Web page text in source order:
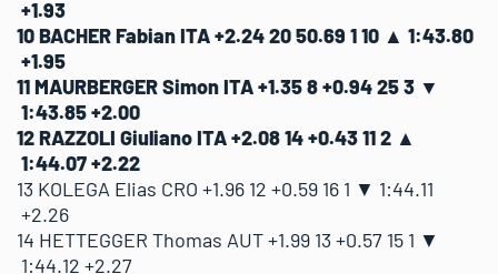
+1.93
10 BACHER FabianITA+2.242050.69 110 ▲ 1:43.80
+1.95
11 MAURBERGER SimonITA+1.358+0.94253 ▼
1:43.85+2.00
12 RAZZOLI GiulianoITA+2.0814+0.43112 ▲
1:44.07+2.22
13 KOLEGA Elias CRO +1.96 12 +0.59 16 1 ▼ 1:44.11
+2.26
14 HETTEGGER Thomas AUT+1.99 13 +0.57 15 1 ▼
1:44.12 +2.27
16 4
17 25 WINKELHORST Steffan NED +2.12
18 20